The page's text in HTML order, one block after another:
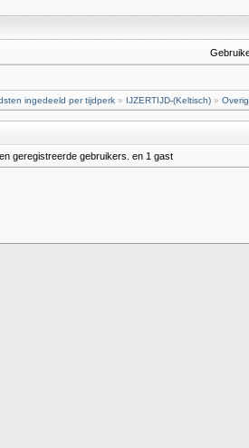
ingedeeld per tijdperk » IJZERTIJD-(Keltisch) »
geregistreerde gebruikers. en 1 gast